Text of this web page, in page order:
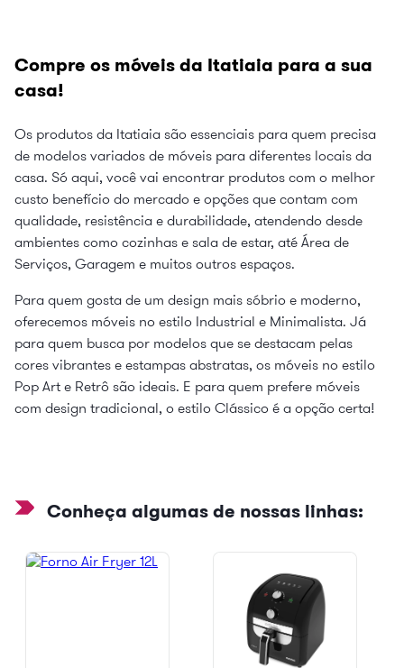
Compre os móveis da Itatiaia para a sua
casa!
Os produtos da Itatiaia são essenciais para quem precisa
de modelos variados de móveis para diferentes locais da
casa. Só aqui, você vai encontrar produtos com o melhor
custo benefício do mercado e opções que contam com
qualidade, resistência e durabilidade, atendendo desde
ambientes como cozinhas e sala de estar, até Área de
Serviços, Garagem e muitos outros espaços.
Para quem gosta de um design mais sóbrio e moderno,
oferecemos móveis no estilo Industrial e Minimalista. Já
para quem busca por modelos que se destacam pelas
cores vibrantes e estampas abstratas, os móveis no estilo
Pop Art e Retrô são ideais. E para quem prefere móveis
com design tradicional, o estilo Clássico é a opção certa!
Conheça algumas de nossas linhas: